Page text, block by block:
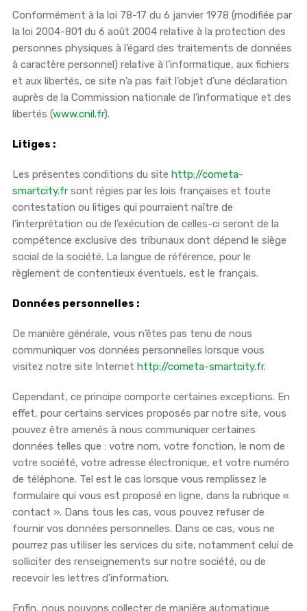
Conformément à la loi 78-17 du 6 janvier 1978 (modifiée par
la loi 2004-801 du 6 août 2004 relative à la protection des
personnes physiques à l’égard des traitements de données
à caractère personnel) relative à l’informatique, aux fichiers
et aux libertés, ce site n’a pas fait l’objet d’une déclaration
auprès de la Commission nationale de l’informatique et des
libertés (www.cnil.fr).
Litiges :
Les présentes conditions du site http://cometa-
smartcity.frsont régies par les lois françaises et toute
contestation ou litiges qui pourraient naître de
l’interprétation ou de l’exécution de celles-ci seront de la
compétence exclusive des tribunaux dont dépend le siège
social de la société. La langue de référence, pour le
règlement de contentieux éventuels, est le français.
Données personnelles :
De manière générale, vous n’êtes pas tenu de nous
communiquer vos données personnelles lorsque vous
visitez notre site Internet http://cometa-smartcity.fr.
Cependant, ce principe comporte certaines exceptions. En
effet, pour certains services proposés par notre site, vous
pouvez être amenés à nous communiquer certaines
données telles que : votre nom, votre fonction, le nom de
votre société, votre adresse électronique, et votre numéro
de téléphone. Tel est le cas lorsque vous remplissez le
formulaire qui vous est proposé en ligne, dans la rubrique «
contact ». Dans tous les cas, vous pouvez refuser de
fournir vos données personnelles. Dans ce cas, vous ne
pourrez pas utiliser les services du site, notamment celui de
solliciter des renseignements sur notre société, ou de
recevoir les lettres d’information.
Enfin, nous pouvons collecter de manière automatique